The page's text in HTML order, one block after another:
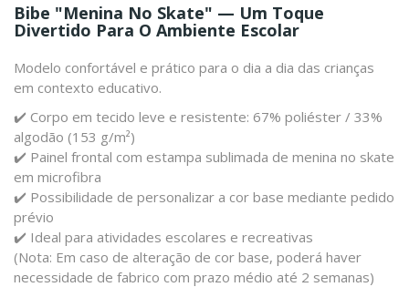
Bibe "Menina No Skate" — Um Toque
Divertido Para O Ambiente Escolar
Modelo confortável e prático para o dia a dia das crianças
em contexto educativo.
✔️ Corpo em tecido leve e resistente: 67% poliéster / 33%
algodão (153 g/m²)
✔️ Painel frontal com estampa sublimada de menina no skate
em microfibra
✔️ Possibilidade de personalizar a cor base mediante pedido
prévio
✔️ Ideal para atividades escolares e recreativas
(Nota: Em caso de alteração de cor base, poderá haver
necessidade de fabrico com prazo médio até 2 semanas)